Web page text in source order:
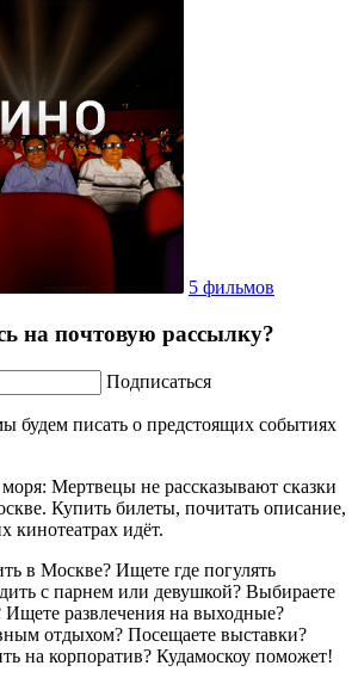
5 фильмов
на почтовую рассылку?
Подписаться
будем писать о предстоящих событиях
Мертвецы не рассказывают сказки
Купить билеты, почитать описание,
кинотеатрах идёт.
в Москве? Ищете где погулять
с парнем или девушкой? Выбираете
Ищете развлечения на выходные?
отдыхом? Посещаете выставки?
на корпоратив? Кудамоскоу поможет!